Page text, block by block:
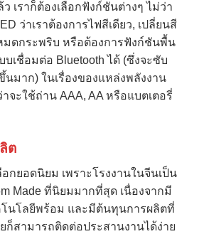
เราก็ต้องเลือกฟังก์ชันต่างๆ ไม่ว่า
ว่าเราต้องการไฟสีเดียว, เปลี่ยนสี
มดกระพริบ หรือต้องการฟังก์ชันพื้น
เชื่อมต่อ Bluetooth ได้ (ซึ่งจะซับ
มาก) ในเรื่องของแหล่งพลังงาน
จะใช้ถ่าน AAA, AA หรือแบตเตอรี่
ต
อกยอดนิยม เพราะโรงงานในจีนเป็น
Made ที่นิยมมากที่สุด เนื่องจากมี
นโลยีพร้อม และมีต้นทุนการผลิตที่
ก็สามารถติดต่อประสานงานได้ง่าย